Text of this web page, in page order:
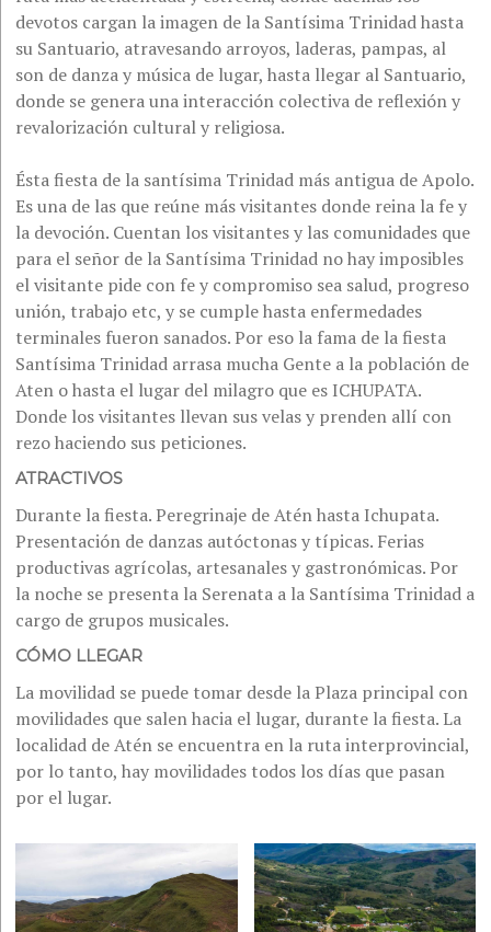
devotos cargan la imagen de la Santísima Trinidad hasta
su Santuario, atravesando arroyos, laderas, pampas, al
son de danza y música de lugar, hasta llegar al Santuario,
donde se genera una interacción colectiva de reflexión y
revalorización cultural y religiosa.
Ésta fiesta de la santísima Trinidad más antigua de Apolo.
Es una de las que reúne más visitantes donde reina la fe y
la devoción. Cuentan los visitantes y las comunidades que
para el señor de la Santísima Trinidad no hay imposibles
el visitante pide con fe y compromiso sea salud, progreso
unión, trabajo etc, y se cumple hasta enfermedades
terminales fueron sanados. Por eso la fama de la fiesta
Santísima Trinidad arrasa mucha Gente a la población de
Aten o hasta el lugar del milagro que es ICHUPATA.
Donde los visitantes llevan sus velas y prenden allí con
rezo haciendo sus peticiones.
ATRACTIVOS
Durante la fiesta. Peregrinaje de Atén hasta Ichupata.
Presentación de danzas autóctonas y típicas. Ferias
productivas agrícolas, artesanales y gastronómicas. Por
la noche se presenta la Serenata a la Santísima Trinidad a
cargo de grupos musicales.
CÓMO LLEGAR
La movilidad se puede tomar desde la Plaza principal con
movilidades que salen hacia el lugar, durante la fiesta. La
localidad de Atén se encuentra en la ruta interprovincial,
por lo tanto, hay movilidades todos los días que pasan
por el lugar.